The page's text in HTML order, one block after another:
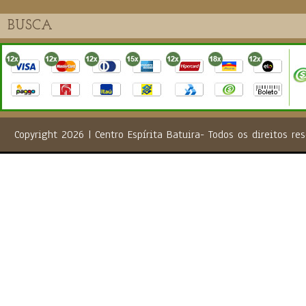
Copyright 2026 | Centro Espírita Batuira- Todos os